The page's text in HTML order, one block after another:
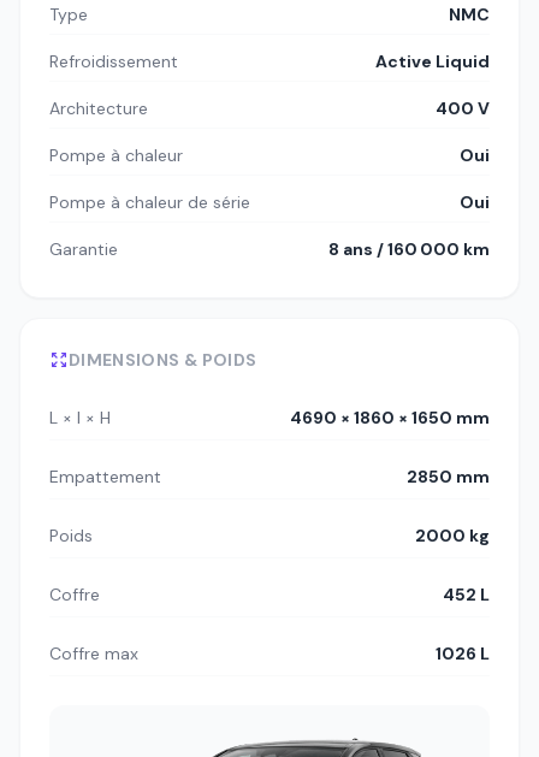
Type NMC
Refroidissement Active Liquid
Architecture 400 V
Pompe à chaleur Oui
Pompe à chaleur de série Oui
Garantie 8 ans / 160 000 km
DIMENSIONS & POIDS
L × l × H 4690 × 1860 × 1650 mm
Empattement 2850 mm
Poids 2000 kg
Coffre 452 L
Coffre max 1026 L